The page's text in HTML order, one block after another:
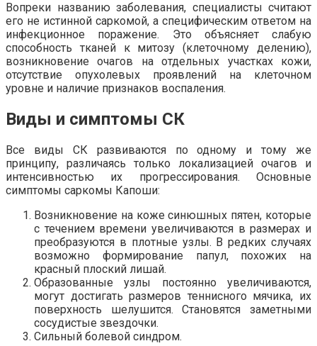
Вопреки названию заболевания, специалисты считают
его не истинной саркомой, а специфическим ответом на
инфекционное поражение. Это объясняет слабую
способность тканей к митозу (клеточному делению),
возникновение очагов на отдельных участках кожи,
отсутствие опухолевых проявлений на клеточном
уровне и наличие признаков воспаления.
Виды и симптомы СК
Все виды СК развиваются по одному и тому же
принципу, различаясь только локализацией очагов и
интенсивностью их прогрессирования. Основные
симптомы саркомы Капоши:
Возникновение на коже синюшных пятен, которые
с течением времени увеличиваются в размерах и
преобразуются в плотные узлы. В редких случаях
возможно формирование папул, похожих на
красный плоский лишай.
Образованные узлы постоянно увеличиваются,
могут достигать размеров теннисного мячика, их
поверхность шелушится. Становятся заметными
сосудистые звездочки.
Сильный болевой синдром.